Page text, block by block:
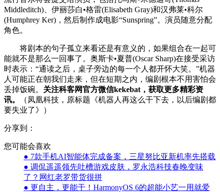
Middleditch)、伊丽莎白•格雷(Elisabeth Gray)和汉弗莱•科尔
(Humphrey Ker)，然后制作成电影“Sunspring”。演员随意分配
角色。
将剧本的句子孤立来看还是有意义的，如果组合在一起可
能就不是那么一回事了。奥斯卡•夏普(Oscar Sharp)在接受采访
时表示：“通读之后，桌子旁边的每一个人都开怀大笑。”机器
人可能正在朝我们走来，但在短期之内，编剧根本不用害怕会
丢掉饭碗。 关注科客网官方微信kekebat，获取更多精彩资
讯。
（凤凰科技，原标题《机器人再这么干下去，以后编剧都
要失业了》）
分享到：
您可能会喜欢
● 7款手机AI智能体完成备案，三星努比亚新机率先搭载
● 调侃遥遥领先吐槽游戏皮肤，罗永浩科技春晚变味
了？网红老罗带货很拼
● 更自主，更能干！HarmonyOS 6的超能小艺一用就爱